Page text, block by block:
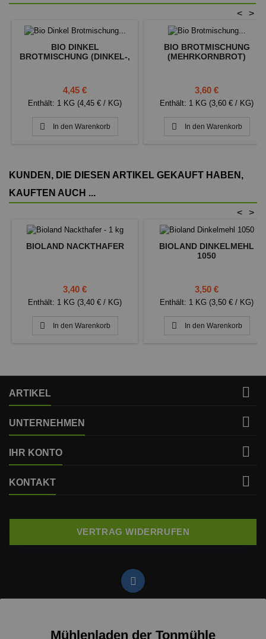
>
<
BIO DINKEL
BROTMISCHUNG (DINKEL-,
Preis
4,45 €
Enthält: 1 KG (4,45 € / KG)
 In den Warenkorb
BIO BROTMISCHUNG
(MEHRKORNBROT)
Preis
3,60 €
Enthält: 1 KG (3,60 € / KG)
 In den Warenkorb
KUNDEN, DIE DIESEN ARTIKEL GEKAUFT HABEN,
KAUFTEN AUCH ...
>
<
BIOLAND NACKTHAFER
Preis
3,40 €
Enthält: 1 KG (3,40 € / KG)
 In den Warenkorb
BIOLAND DINKELMEHL
1050
Preis
3,50 €
Enthält: 1 KG (3,50 € / KG)
 In den Warenkorb
ARTIKEL 
UNTERNEHMEN 
IHR KONTO 
KONTAKT 
VERTRAG WIDERRUFEN
Mühlenladen der Tonmühle